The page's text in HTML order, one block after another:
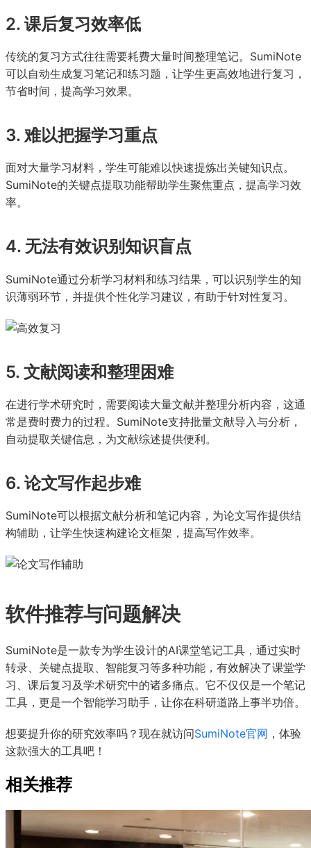
2. 课后复习效率低
传统的复习方式往往需要耗费大量时间整理笔记。SumiNote
可以自动生成复习笔记和练习题，让学生更高效地进行复习，
节省时间，提高学习效果。
3. 难以把握学习重点
面对大量学习材料，学生可能难以快速提炼出关键知识点。
SumiNote的关键点提取功能帮助学生聚焦重点，提高学习效
率。
4. 无法有效识别知识盲点
SumiNote通过分析学习材料和练习结果，可以识别学生的知
识薄弱环节，并提供个性化学习建议，有助于针对性复习。
5. 文献阅读和整理困难
在进行学术研究时，需要阅读大量文献并整理分析内容，这通
常是费时费力的过程。SumiNote支持批量文献导入与分析，
自动提取关键信息，为文献综述提供便利。
6. 论文写作起步难
SumiNote可以根据文献分析和笔记内容，为论文写作提供结
构辅助，让学生快速构建论文框架，提高写作效率。
软件推荐与问题解决
SumiNote是一款专为学生设计的AI课堂笔记工具，通过实时
转录、关键点提取、智能复习等多种功能，有效解决了课堂学
习、课后复习及学术研究中的诸多痛点。它不仅仅是一个笔记
工具，更是一个智能学习助手，让你在科研道路上事半功倍。
想要提升你的研究效率吗？现在就访问SumiNote官网 ，体验
这款强大的工具吧！
相关推荐